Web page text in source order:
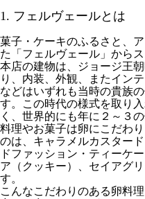
1. フェルヴェールとは
菓子・ケーキのふるさと、
た「フェルヴェール」から
本店の建物は、ジョージ王
り、内装、外観、またイン
などはいずれも当時の貴族
す。この時代の様式を取り
く、世界的にも年に２～３
料理やお菓子は卵にこだわ
のは、キャラメルカスター
ドファッション・ティーケ
ア（クッキー）、セイアグ
す。
こんなこだわりのある卵料